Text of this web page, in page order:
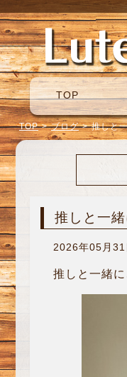
TOP
TOP > ブログ > 推しと
推しと一
2026年05月31
推しと一緒